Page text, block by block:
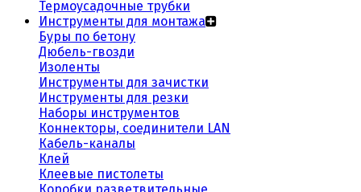
Термоусадочные трубки
Инструменты для монтажа
Буры по бетону
Дюбель-гвозди
Изоленты
Инструменты для зачистки
Инструменты для резки
Наборы инструментов
Коннекторы, соединители LAN
Кабель-каналы
Клей
Клеевые пистолеты